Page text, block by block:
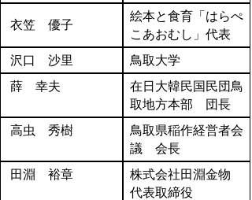
衣笠 優子
絵本と食育「はらぺ
こあおむし」代表
沢口 沙里
鳥取大学
薛 幸夫
在日大韓民国民団鳥
取地方本部 団長
高虫 秀樹
鳥取県稲作経営者会
議 会長
田淵 裕章
株式会社田淵金物
代表取締役